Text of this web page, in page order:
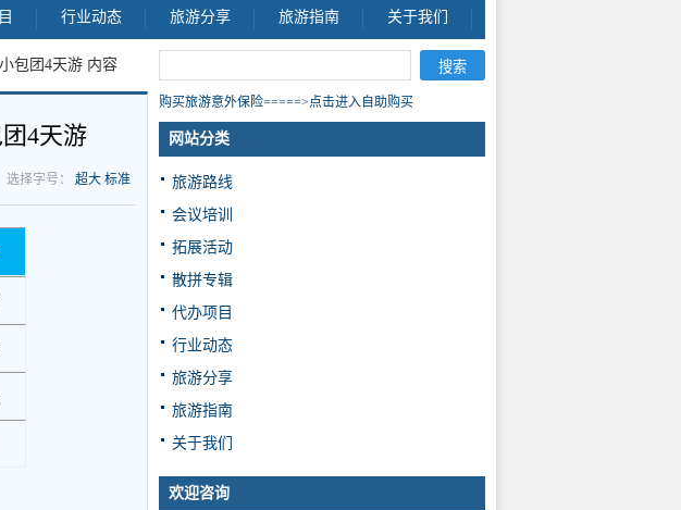
行业动态 旅游分享 旅游指南 关于我们
包团4天游 内容
4天游
选择字号： 超大 标准
购买旅游意外保险=====>点击进入自助购买
网站分类
旅游路线
会议培训
拓展活动
散拼专辑
代办项目
行业动态
旅游分享
旅游指南
关于我们
欢迎咨询